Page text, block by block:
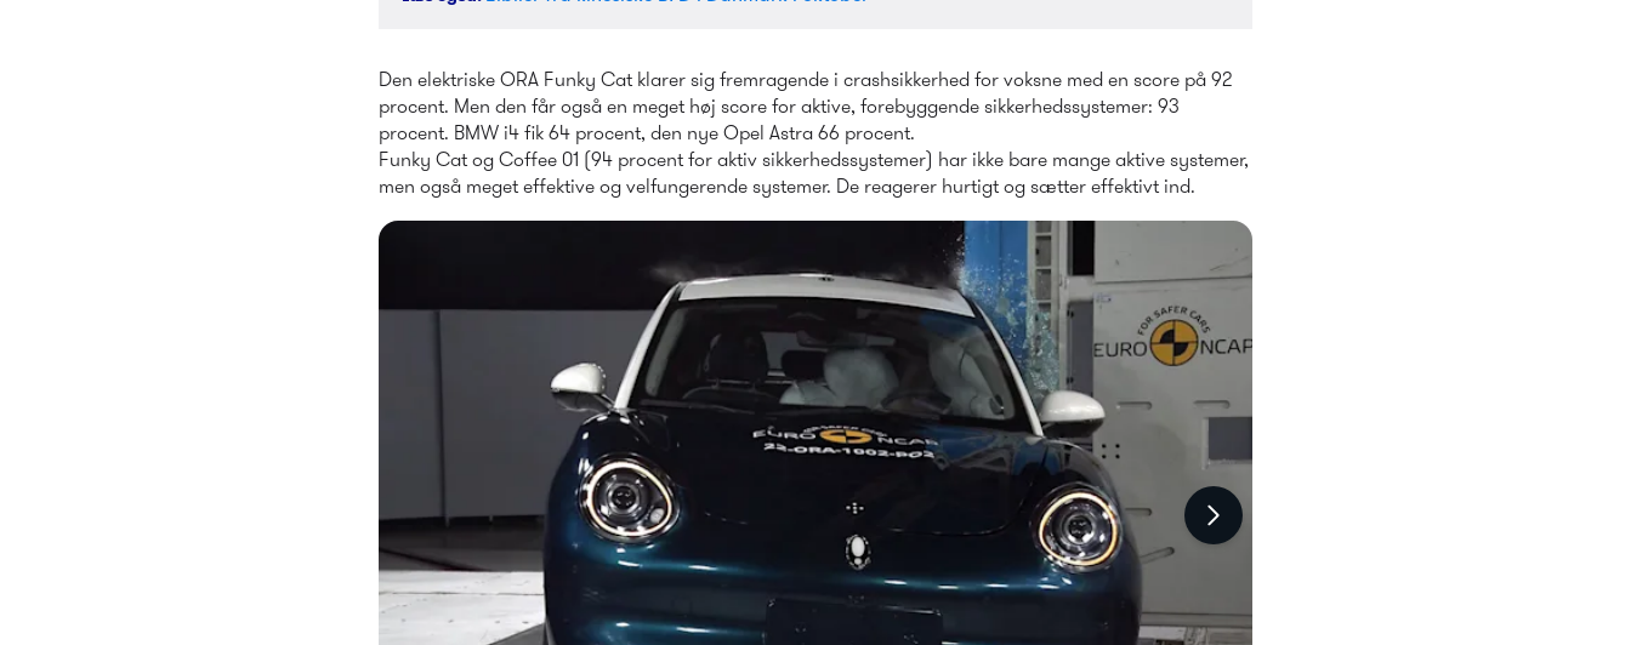
Den elektriske ORA Funky Cat klarer sig fremragende i crashsikkerhed for voksne med en score på 92
procent. Men den får også en meget høj score for aktive, forebyggende sikkerhedssystemer: 93
procent. BMW i4 fik 64 procent, den nye Opel Astra 66 procent.
Funky Cat og Coffee 01 (94 procent for aktiv sikkerhedssystemer) har ikke bare mange aktive systemer,
men også meget effektive og velfungerende systemer. De reagerer hurtigt og sætter effektivt ind.